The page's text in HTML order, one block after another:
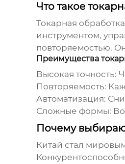
Что такое
Токарная
инструментом,
повторяемостью.
Преимущества
Высокая точность:
Повторяемость:
Автоматизация:
Сложные формы:
Почему
Китай стал